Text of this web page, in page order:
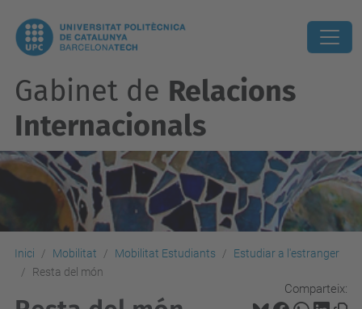
Gabinet de Relacions
Internacionals
Inici Mobilitat Mobilitat Estudiants
Estudiar a l'estranger
Resta del món
Comparteix: